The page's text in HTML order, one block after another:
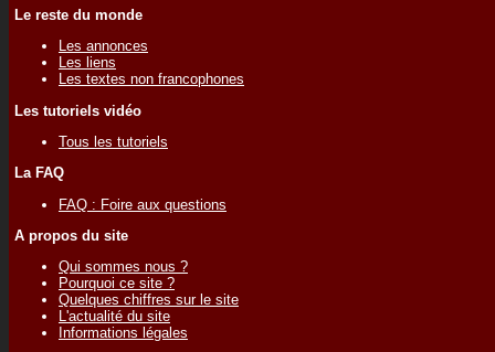
Le reste du monde
Les annonces
Les liens
Les textes non francophones
Les tutoriels vidéo
Tous les tutoriels
La FAQ
FAQ : Foire aux questions
A propos du site
Qui sommes nous ?
Pourquoi ce site ?
Quelques chiffres sur le site
L'actualité du site
Informations légales